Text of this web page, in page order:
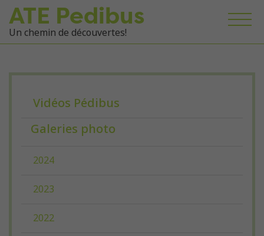
ATE Pedibus
Un chemin de découvertes!
Vidéos Pédibus
Galeries photo
2024
2023
2022